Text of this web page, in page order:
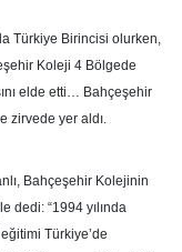
Türkiye Birincisi olurken,
Koleji 4 Bölgede
elde etti… Bahçeşehir
zirvede yer aldı.
Bahçeşehir Kolejinin
dedi: “1994 yılında
Türkiye’de